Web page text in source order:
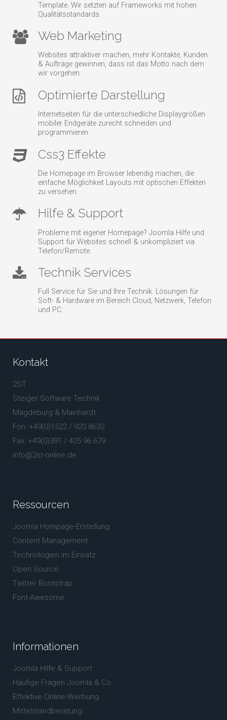
Template. Wir setzten auf Frameworks mit hohen
Qualitätsstandards.
Web Marketing
Websites attraktiver machen, mehr Kontakte, Kunden
& Aufträge gewinnen, dass ist das Motto nach dem
wir vorgehen.
Optimierte Darstellung
Internetseiten für die unterschiedliche Displaygrößen
mobiler Endgeräte zurecht schneiden und
programmieren.
Css3 Effekte
Die Homepage im Browser lebendig machen, die
einfache Möglichkeit Layouts mit optischen Effekten
zu versehen.
Hilfe & Support
Probleme mit eigener Homepage? Joomla Hilfe und
Support für Websites schnell & unkompliziert via
Telefon/Remote.
Technik Services
Full Service für Sie und Ihre Technik. Lösungen für
Soft- & Hardware im Bereich Cloud, Netzwerk, Telefon
und PC.
Kontakt
2ST
Steiger Software Technik
Magdeburg & Mainhardt
Fon: +49(0)1522 / 920 8632
Fax: +49(0)391 / 405 96 679
info@2st-online.de
Ressourcen
Joomla Hompage-Erstellung
Content Management
Technologien im Einsatz
Open Source
Twitter Bootstrap
Font-Awesome
Informationen
Joomla Hilfe & Support
Häufige Fragen Joomla & Co.
Effektive Online-Werbung
Mittelstandberatung